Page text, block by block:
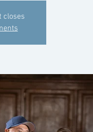
closes